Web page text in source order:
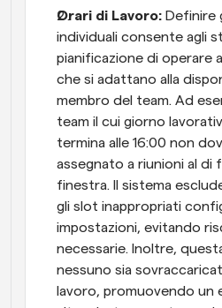
Orari di Lavoro: Definire
individuali consente agli
pianificazione di operare
che si adattano alla
membro del team. Ad
team il cui giorno
termina alle 16:00 non
assegnato a riunioni al di
finestra. Il sistema
gli slot inappropriati
impostazioni, evitando
necessarie. Inoltre,
nessuno sia
lavoro, promuovendo un